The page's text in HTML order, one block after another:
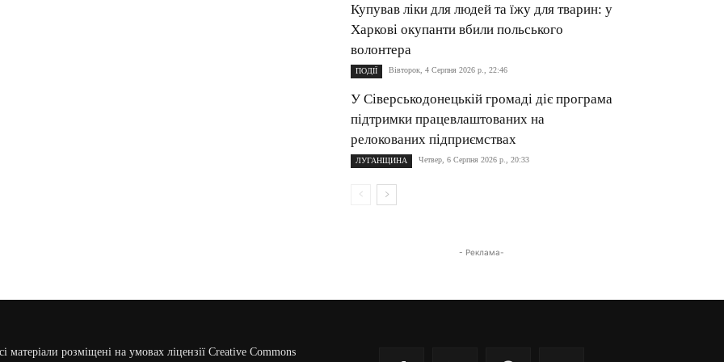
Купував ліки для людей та їжу для тварин: у
Харкові окупанти вбили польського
волонтера
ПОДІЇ Вівторок, 4 Серпня 2026 р., 22:46
У Сіверськодонецькій громаді діє програма
підтримки працевлаштованих на
релокованих підприємствах
ЛУГАНЩИНА Четвер, 6 Серпня 2026 р., 20:33
- Реклама-
матеріали розміщені на умовах ліцензії Creative Commons